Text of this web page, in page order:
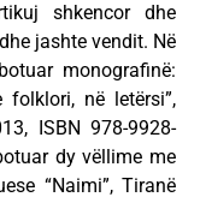
shkencor dhe
jashte vendit. Në
monografinë:
në letërsi”,
ISBN 978-9928-
dy vëllime me
“Naimi”, Tiranë